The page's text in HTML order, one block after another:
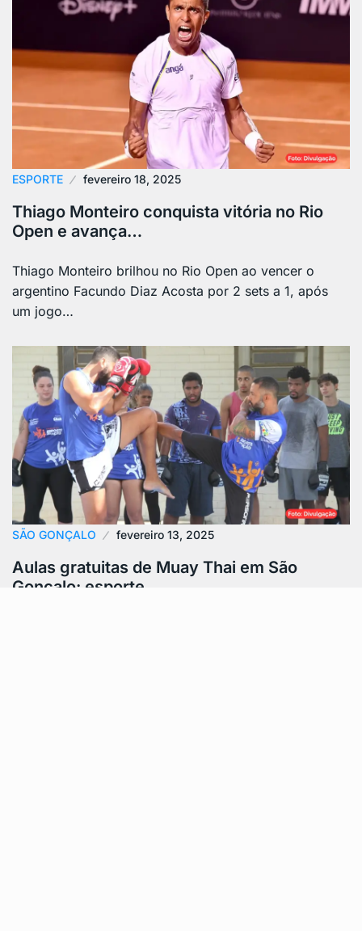
ESPORTE fevereiro 18, 2025
Thiago Monteiro conquista vitória no Rio
Open e avança…
Thiago Monteiro brilhou no Rio Open ao vencer o
argentino Facundo Diaz Acosta por 2 sets a 1, após
um jogo…
SÃO GONÇALO fevereiro 13, 2025
Aulas gratuitas de Muay Thai em São
Gonçalo: esporte…